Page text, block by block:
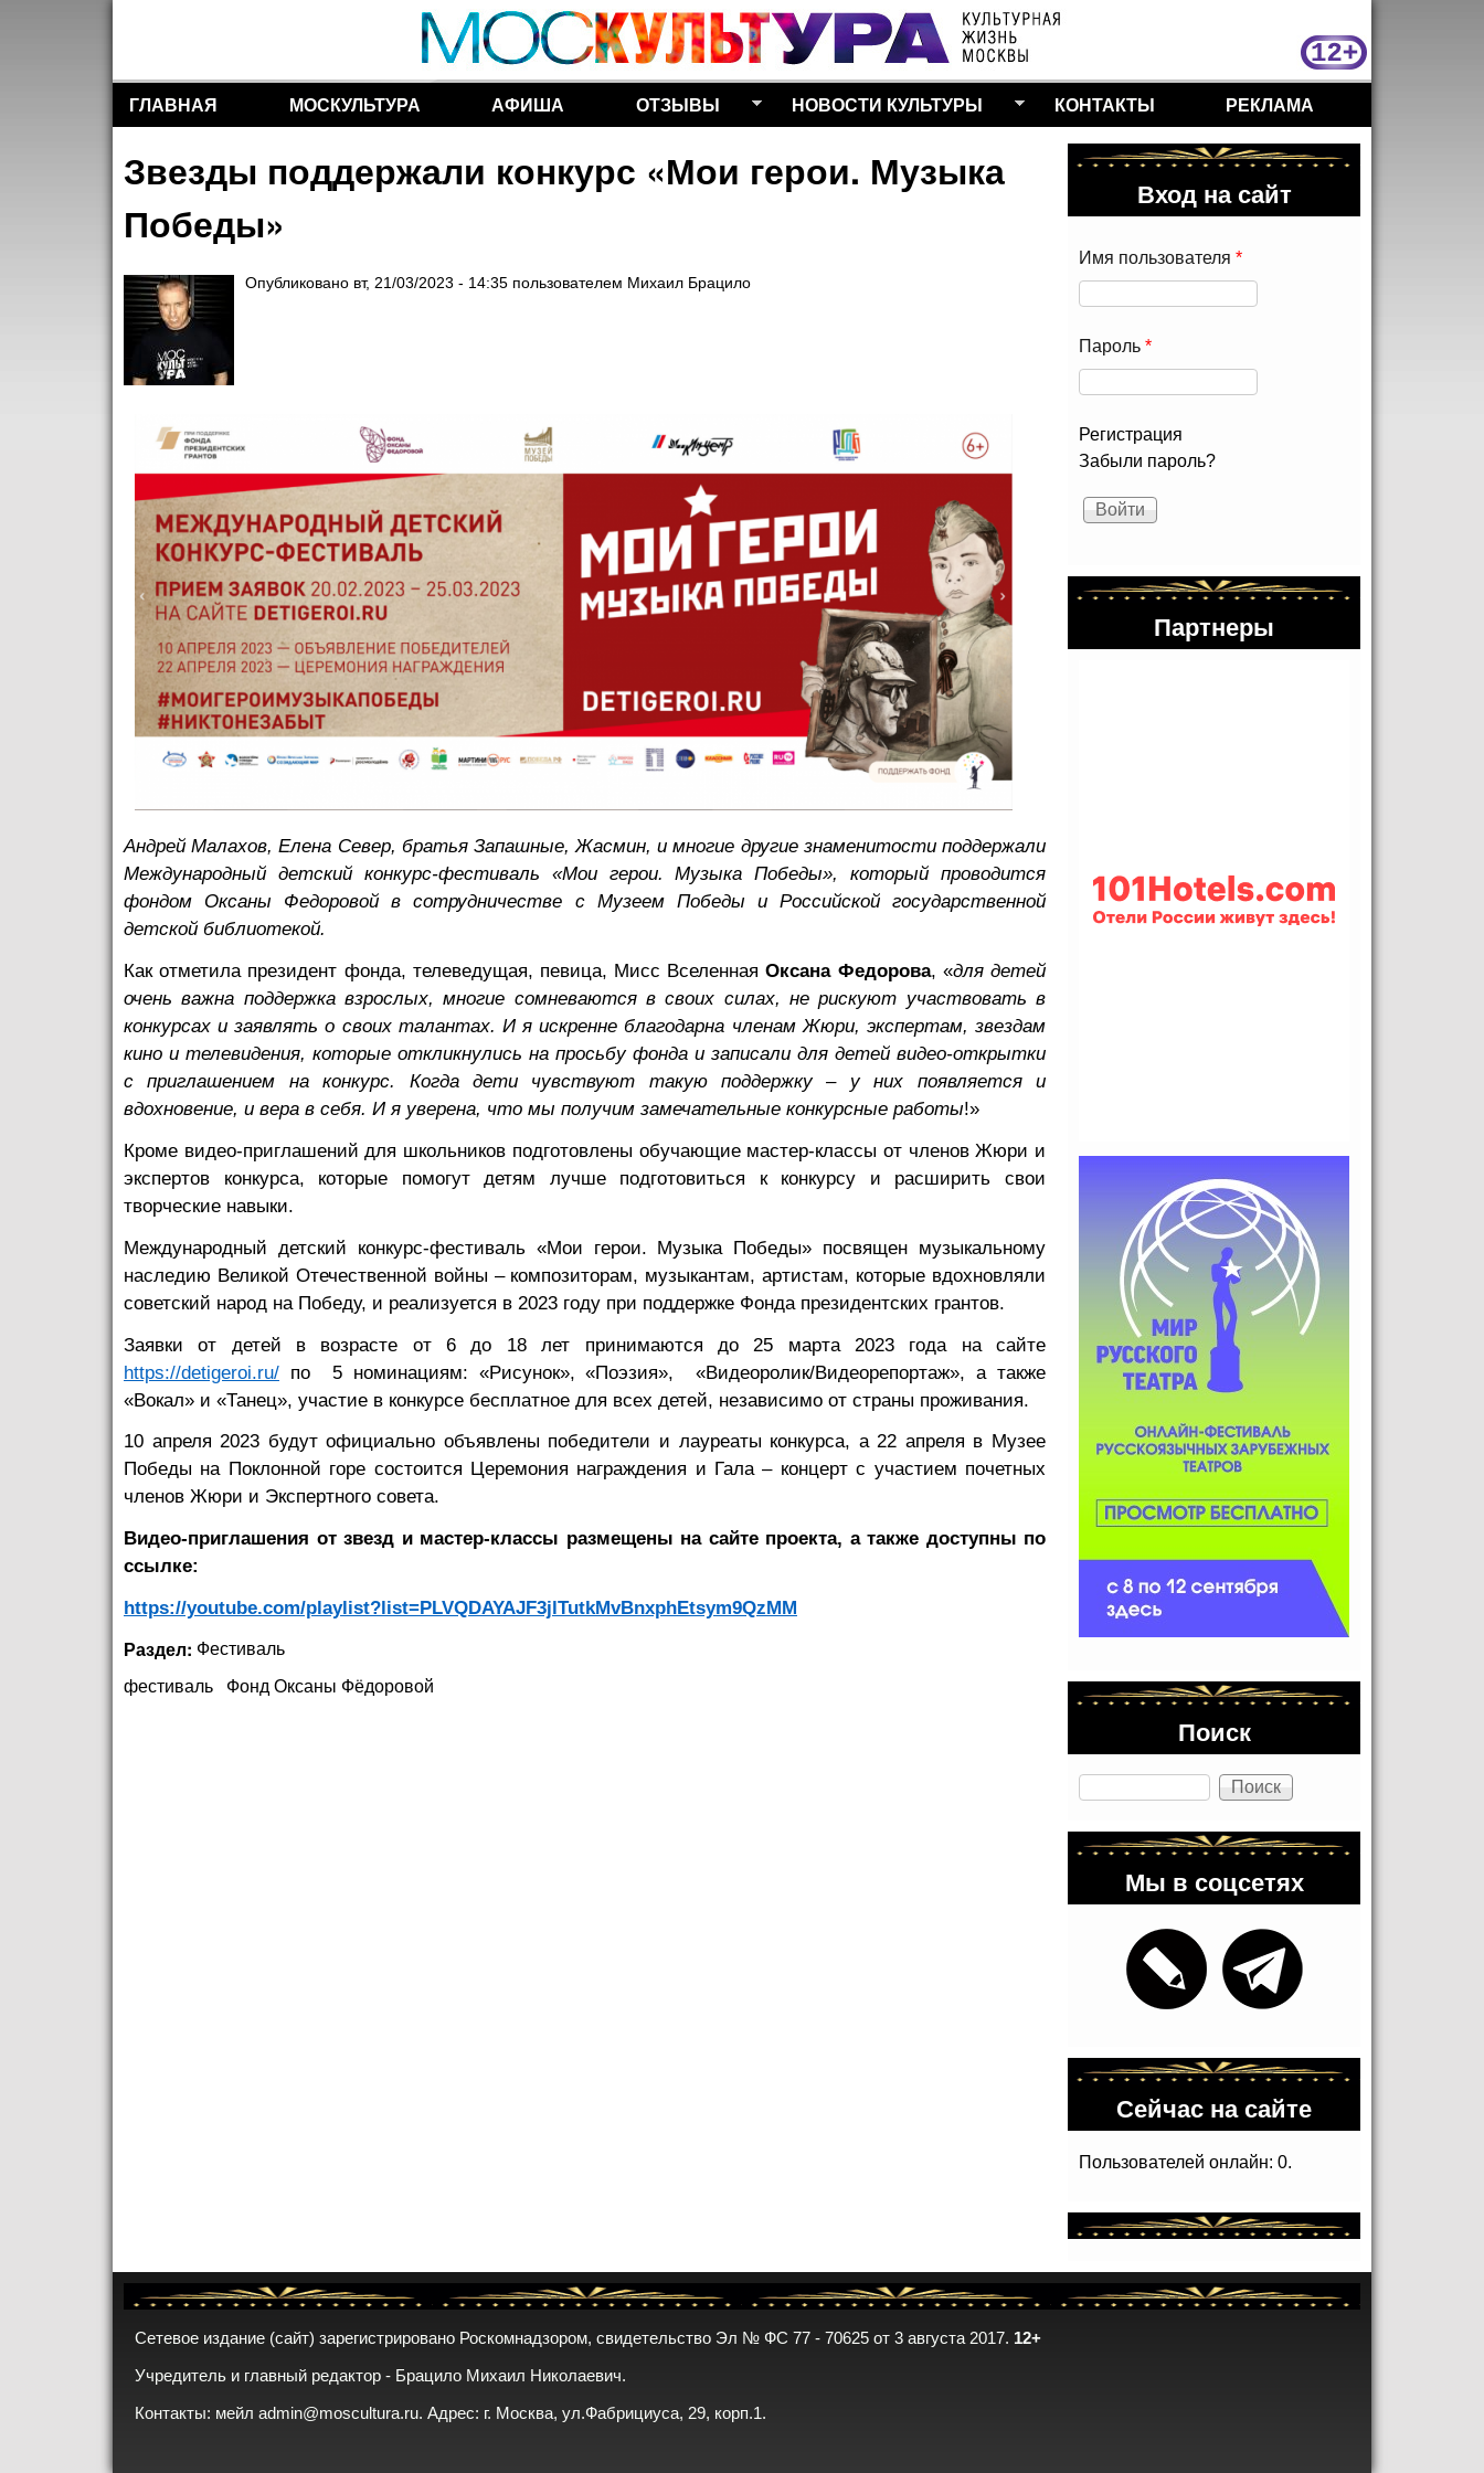
Перейти к основному
содержанию
Разделы сайта
ГЛАВНАЯ МОСКУЛЬТУРА АФИША ОТЗЫВЫ НОВОСТИ КУЛЬТУРЫ КОНТАКТЫ РЕКЛАМА
Звезды поддержали конкурс «Мои герои. Музыка
Победы»
Опубликовано вт, 21/03/2023 - 14:35 пользователем Михаил Брацило
Андрей Малахов, Елена Север, братья Запашные, Жасмин, и многие другие знаменитости поддержали
Международный детский конкурс-фестиваль «Мои герои. Музыка Победы», который проводится
фондом Оксаны Федоровой в сотрудничестве с Музеем Победы и Российской государственной
детской библиотекой.
Как отметила президент фонда, телеведущая, певица, Мисс ВселеннаяОксана Федорова, «для детей
очень важна поддержка взрослых, многие сомневаются в своих силах, не рискуют участвовать в
конкурсах и заявлять о своих талантах. И я искренне благодарна членам Жюри, экспертам, звездам
кино и телевидения, которые откликнулись на просьбу фонда и записали для детей видео-открытки
с приглашением на конкурс. Когда дети чувствуют такую поддержку – у них появляется и
вдохновение, и вера в себя. И я уверена, что мы получим замечательные конкурсные работы!»
Кроме видео-приглашений для школьников подготовлены обучающие мастер-классы от членов Жюри и
экспертов конкурса, которые помогут детям лучше подготовиться к конкурсу и расширить свои
творческие навыки.
Международный детский конкурс-фестиваль «Мои герои. Музыка Победы» посвящен музыкальному
наследию Великой Отечественной войны – композиторам, музыкантам, артистам, которые вдохновляли
советский народ на Победу, и реализуется в 2023 году при поддержке Фонда президентских грантов.
Заявки от детей в возрасте от 6 до 18 лет принимаются до 25 марта 2023 года на сайте
https://detigeroi.ru/ по 5 номинациям: «Рисунок», «Поэзия», «Видеоролик/Видеорепортаж», а также
«Вокал» и «Танец», участие в конкурсе бесплатное для всех детей, независимо от страны проживания.
10 апреля 2023 будут официально объявлены победители и лауреаты конкурса, а 22 апреля в Музее
Победы на Поклонной горе состоится Церемония награждения и Гала – концерт с участием почетных
членов Жюри и Экспертного совета.
Видео-приглашения от звезд и мастер-классы размещены на сайте проекта, а также доступны по
ссылке:
https://youtube.com/playlist?list=PLVQDAYAJF3jlTutkMvBnxphEtsym9QzMM
Раздел: Фестиваль
фестиваль
Фонд Оксаны Фёдоровой
Вход на сайт
Имя пользователя *
Пароль *
Регистрация
Забыли пароль?
Партнеры
Поиск
Поиск
Мы в соцсетях
Сейчас на сайте
Пользователей онлайн: 0.
Сетевое издание (сайт) зарегистрировано Роскомнадзором, свидетельство Эл № ФС 77 - 70625 от 3 августа 2017. 12+
Учредитель и главный редактор - Брацило Михаил Николаевич.
Контакты: мейл admin@moscultura.ru. Адрес: г. Москва, ул.Фабрициуса, 29, корп.1.